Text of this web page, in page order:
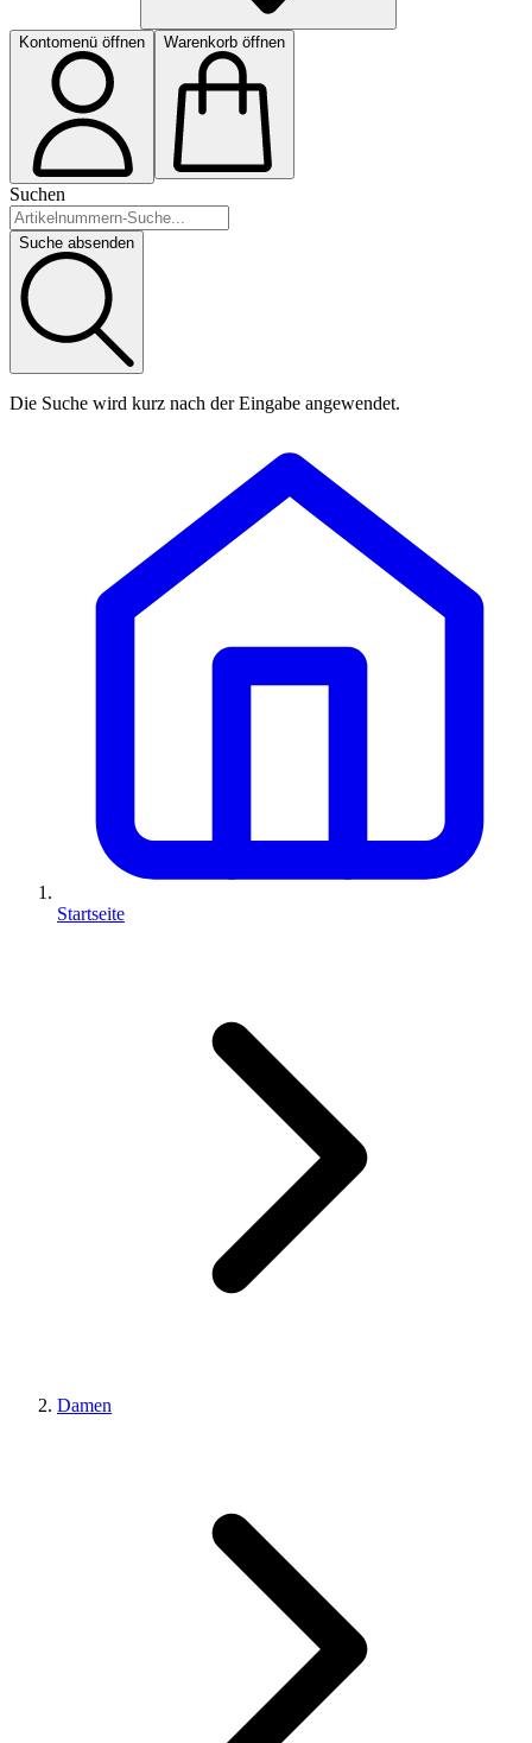
Kontomenü öffnen Warenkorb öffnen
Suchen
Suche absenden
Die Suche wird kurz nach der Eingabe angewendet.
Startseite
Damen